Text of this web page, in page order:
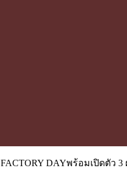
FACTORY DAYพร้อมเปิดตัว